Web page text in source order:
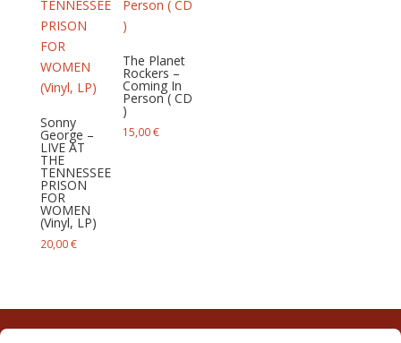
Sonny
George –
LIVE AT
THE
TENNESSEE
PRISON
FOR
WOMEN
(Vinyl, LP)
20,00€
The Planet
Rockers –
Coming In
Person ( CD
)
15,00€